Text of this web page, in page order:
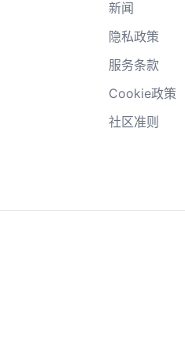
新闻
隐私政策
服务条款
Cookie政策
社区准则